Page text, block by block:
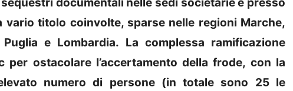
vario titolo coinvolte, sparse nelle regioni Marche,
e Lombardia. La complessa ramificazione
ostacolare l’accertamento della frode, con la
numero di persone (in totale sono 25 le